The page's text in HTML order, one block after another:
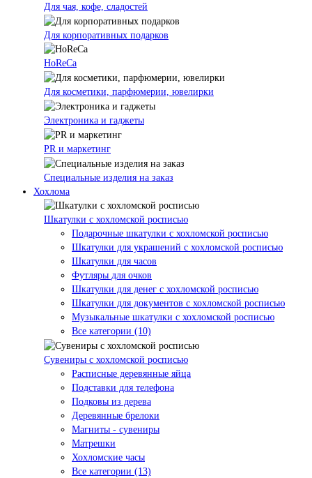
Для чая, кофе, сладостей
Для корпоративных подарков
HoReCa
Для косметики, парфюмерии, ювелирки
Электроника и гаджеты
PR и маркетинг
Специальные изделия на заказ
Хохлома
Шкатулки с хохломской росписью
Подарочные шкатулки с хохломской росписью
Шкатулки для украшений с хохломской росписью
Шкатулки для часов
Футляры для очков
Шкатулки для денег с хохломской росписью
Шкатулки для документов с хохломской росписью
Музыкальные шкатулки с хохломской росписью
Все категории (10)
Сувениры с хохломской росписью
Расписные деревянные яйца
Подставки для телефона
Подковы из дерева
Деревянные брелоки
Магниты - сувениры
Матрешки
Хохломские часы
Все категории (13)